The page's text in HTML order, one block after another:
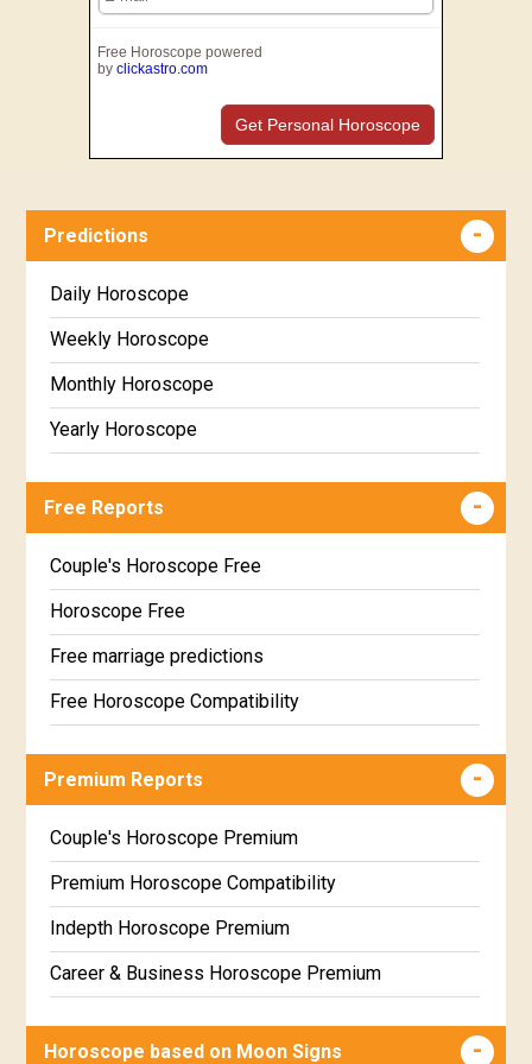
Free Horoscope powered
by clickastro.com
Get Personal Horoscope
Predictions
Daily Horoscope
Weekly Horoscope
Monthly Horoscope
Yearly Horoscope
Free Reports
Couple's Horoscope Free
Horoscope Free
Free marriage predictions
Free Horoscope Compatibility
Wealth & Fortune Horoscope Free
Free Daily Rashiphal
Free Weekly Rashifal
Free Star Horoscope
Free panchanga Predictions
Premium Reports
Couple's Horoscope Premium
Premium Horoscope Compatibility
Indepth Horoscope Premium
Career & Business Horoscope Premium
Horoscope based on Moon Signs